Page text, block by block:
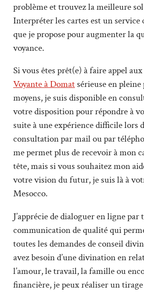
problème et trouvez la meilleure
Interpréter les cartes est un
que je propose pour augmenter la
voyance.
Si vous êtes prêt(e) à faire appel aux
Voyante à Domatsérieuse en pleine
moyens, je suis disponible en
votre disposition pour répondre à
suite à une expérience difficile lors
consultation par mail ou par
me permet plus de recevoir à mon
tête, mais si vous souhaitez mon
votre vision du futur, je suis là à
Mesocco.
J’apprécie de dialoguer en ligne par
communication de qualité qui
toutes les demandes de conseil
avez besoin d’une divination en
l’amour, le travail, la famille ou
financière, je peux réaliser un